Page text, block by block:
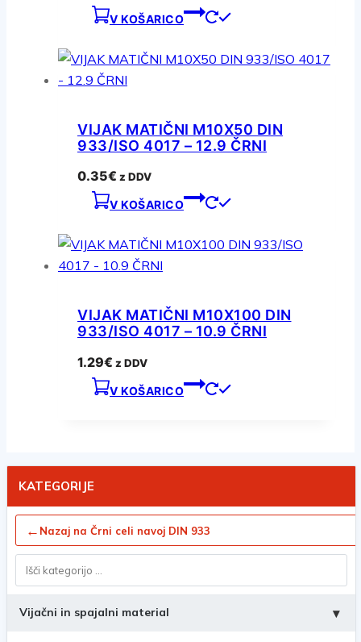
V KOŠARICO
VIJAK MATIČNI M10X50 DIN
933/ISO 4017 – 12.9 ČRNI
0.35€ z DDV
V KOŠARICO
VIJAK MATIČNI M10X100 DIN
933/ISO 4017 – 10.9 ČRNI
1.29€ z DDV
V KOŠARICO
KATEGORIJE
← Nazaj na Črni celi navoj DIN 933
Vijačni in spajalni material ▾